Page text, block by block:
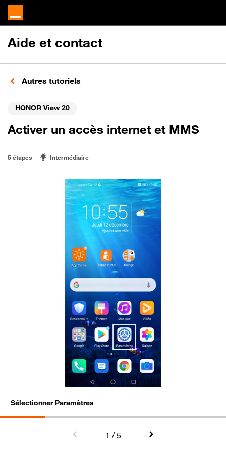
Aide et contact
Autres tutoriels
HONOR View 20
Activer un accès internet et MMS
5 étapes Intermédiaire
Sélectionner Paramètres
1 / 5